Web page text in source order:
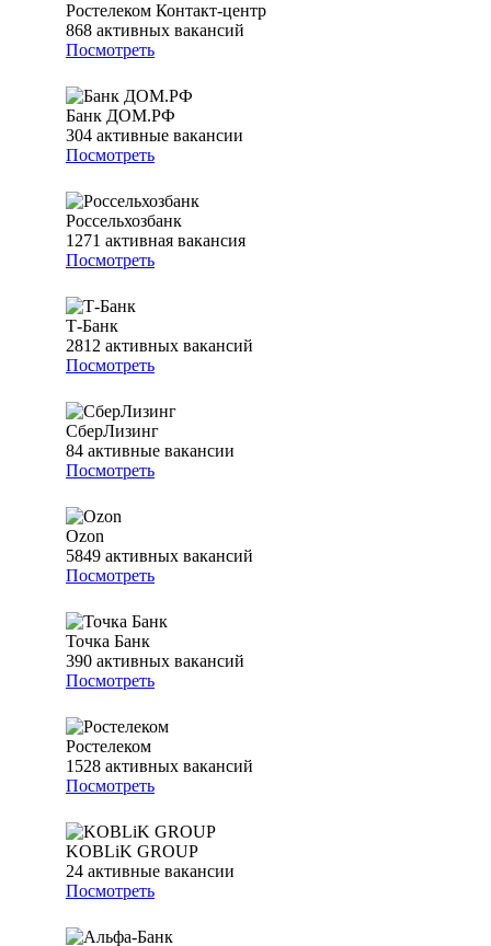
Ростелеком Контакт-центр
868 активных вакансий
Посмотреть
Банк ДОМ.РФ
304 активные вакансии
Посмотреть
Россельхозбанк
1271 активная вакансия
Посмотреть
Т-Банк
2812 активных вакансий
Посмотреть
СберЛизинг
84 активные вакансии
Посмотреть
Ozon
5849 активных вакансий
Посмотреть
Точка Банк
390 активных вакансий
Посмотреть
Ростелеком
1528 активных вакансий
Посмотреть
KOBLiK GROUP
24 активные вакансии
Посмотреть